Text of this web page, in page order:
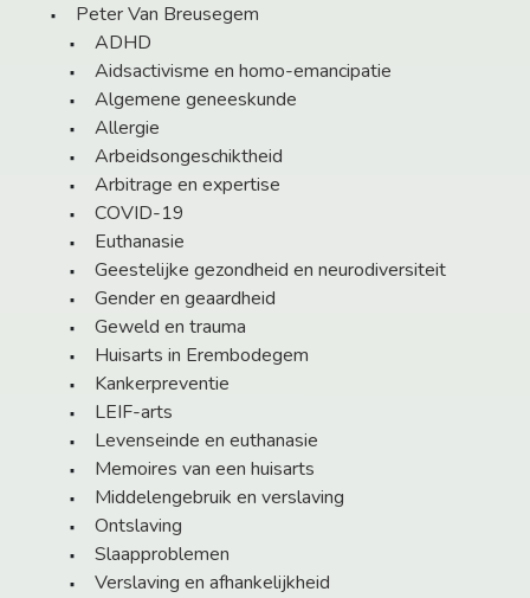
Peter Van Breusegem
ADHD
Aidsactivisme en homo-emancipatie
Algemene geneeskunde
Allergie
Arbeidsongeschiktheid
Arbitrage en expertise
COVID-19
Euthanasie
Geestelijke gezondheid en neurodiversiteit
Gender en geaardheid
Geweld en trauma
Huisarts in Erembodegem
Kankerpreventie
LEIF-arts
Levenseinde en euthanasie
Memoires van een huisarts
Middelengebruik en verslaving
Ontslaving
Slaapproblemen
Verslaving en afhankelijkheid